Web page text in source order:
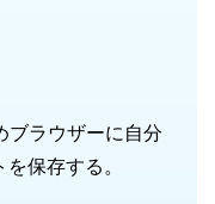
ブラウザーに自分
保存する。